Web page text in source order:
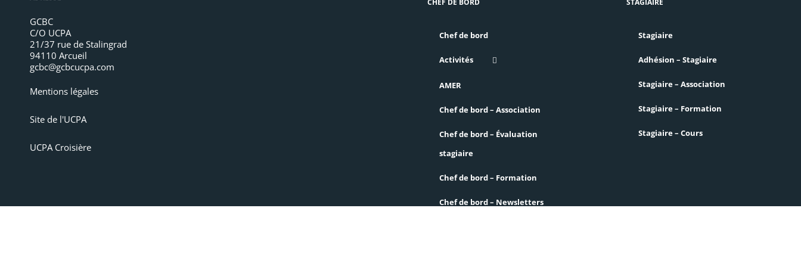
GCBC
C/O UCPA
21/37 rue de Stalingrad
94110 Arcueil
gcbc@gcbcucpa.com
Mentions légales
Site de l'UCPA
UCPA Croisière
CHEF DE BORD
Chef de bord
Activités
AMER
Chef de bord – Association
Chef de bord – Évaluation
stagiaire
Chef de bord – Formation
Chef de bord – Newsletters
STAGIAIRE
Stagiaire
Adhésion – Stagiaire
Stagiaire – Association
Stagiaire – Formation
Stagiaire – Cours